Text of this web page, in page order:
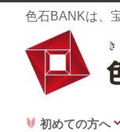
色石BANKは、
初めての方へ